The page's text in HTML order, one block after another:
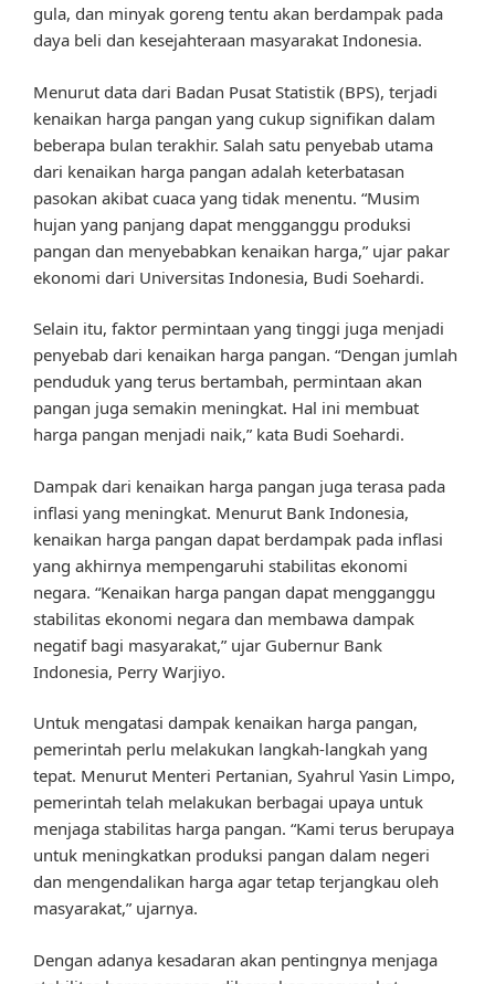
gula, dan minyak goreng tentu akan berdampak pada
daya beli dan kesejahteraan masyarakat Indonesia.
Menurut data dari Badan Pusat Statistik (BPS), terjadi
kenaikan harga pangan yang cukup signifikan dalam
beberapa bulan terakhir. Salah satu penyebab utama
dari kenaikan harga pangan adalah keterbatasan
pasokan akibat cuaca yang tidak menentu. “Musim
hujan yang panjang dapat mengganggu produksi
pangan dan menyebabkan kenaikan harga,” ujar pakar
ekonomi dari Universitas Indonesia, Budi Soehardi.
Selain itu, faktor permintaan yang tinggi juga menjadi
penyebab dari kenaikan harga pangan. “Dengan jumlah
penduduk yang terus bertambah, permintaan akan
pangan juga semakin meningkat. Hal ini membuat
harga pangan menjadi naik,” kata Budi Soehardi.
Dampak dari kenaikan harga pangan juga terasa pada
inflasi yang meningkat. Menurut Bank Indonesia,
kenaikan harga pangan dapat berdampak pada inflasi
yang akhirnya mempengaruhi stabilitas ekonomi
negara. “Kenaikan harga pangan dapat mengganggu
stabilitas ekonomi negara dan membawa dampak
negatif bagi masyarakat,” ujar Gubernur Bank
Indonesia, Perry Warjiyo.
Untuk mengatasi dampak kenaikan harga pangan,
pemerintah perlu melakukan langkah-langkah yang
tepat. Menurut Menteri Pertanian, Syahrul Yasin Limpo,
pemerintah telah melakukan berbagai upaya untuk
menjaga stabilitas harga pangan. “Kami terus berupaya
untuk meningkatkan produksi pangan dalam negeri
dan mengendalikan harga agar tetap terjangkau oleh
masyarakat,” ujarnya.
Dengan adanya kesadaran akan pentingnya menjaga